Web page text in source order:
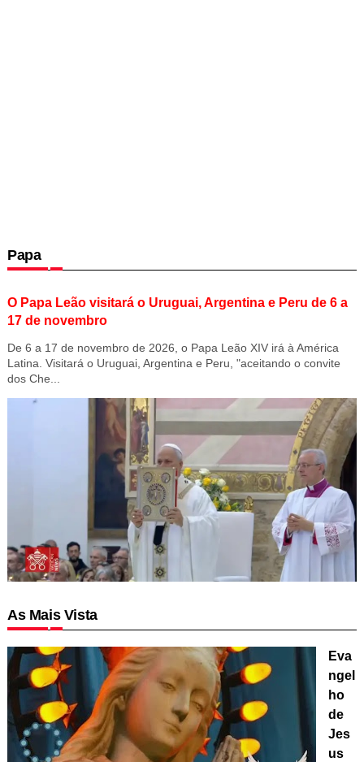
Papa
O Papa Leão visitará o Uruguai, Argentina e Peru de 6 a
17 de novembro
De 6 a 17 de novembro de 2026, o Papa Leão XIV irá à América
Latina. Visitará o Uruguai, Argentina e Peru, "aceitando o convite
dos Che...
As Mais Vista
Eva
ngel
ho
de
Jes
us